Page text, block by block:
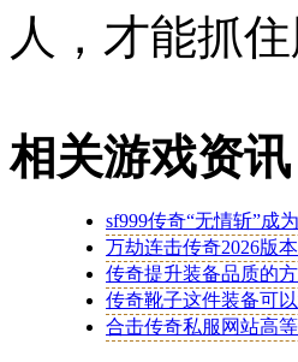
人，才能抓住
相关游戏资讯
sf999传奇“无情斩”成
万劫连击传奇2026版
传奇提升装备品质的
传奇靴子这件装备可
合击传奇私服网站高